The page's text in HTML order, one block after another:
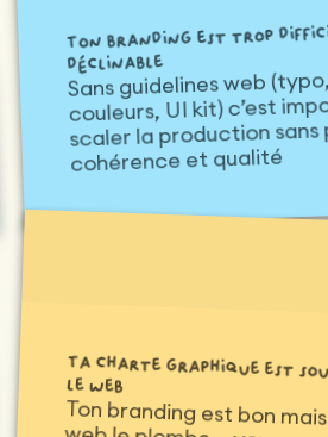
GEO
Netlinking
Reporting
Audit
Ton branding est trop
déclinable
Sans guidelines web
couleurs, UI kit) c’est
scaler la production sans
cohérence et qualité
Ta charte graphique est
le web
Ton branding est bon
web le plombe... vous
une superbe asset qui